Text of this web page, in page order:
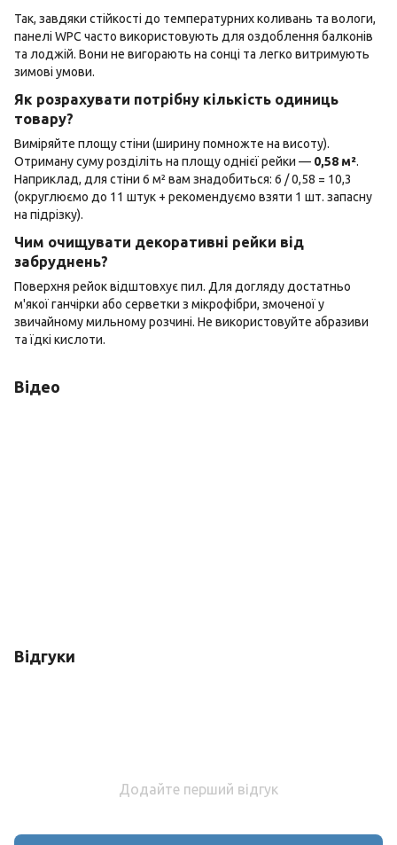
Так, завдяки стійкості до температурних коливань та вологи,
панелі WPC часто використовують для оздоблення балконів
та лоджій. Вони не вигорають на сонці та легко витримують
зимові умови.
Як розрахувати потрібну кількість одиниць
товару?
Виміряйте площу стіни (ширину помножте на висоту).
Отриману суму розділіть на площу однієї рейки — 0,58 м².
Наприклад, для стіни 6 м² вам знадобиться: 6 / 0,58 = 10,3
(округлюємо до 11 штук + рекомендуємо взяти 1 шт. запасну
на підрізку).
Чим очищувати декоративні рейки від
забруднень?
Поверхня рейок відштовхує пил. Для догляду достатньо
м'якої ганчірки або серветки з мікрофібри, змоченої у
звичайному мильному розчині. Не використовуйте абразиви
та їдкі кислоти.
Відео
Відгуки
Додайте перший відгук